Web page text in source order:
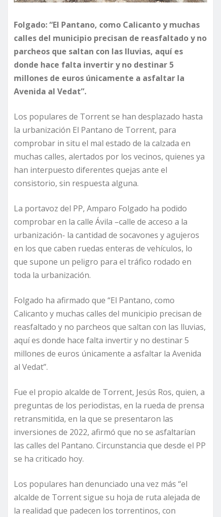
Folgado: “El Pantano, como Calicanto y muchas
calles del municipio precisan de reasfaltado y no
parcheos que saltan con las lluvias, aquí es
donde hace falta invertir y no destinar 5
millones de euros únicamente a asfaltar la
Avenida al Vedat”.
Los populares de Torrent se han desplazado hasta
la urbanización El Pantano de Torrent, para
comprobar in situ el mal estado de la calzada en
muchas calles, alertados por los vecinos, quienes ya
han interpuesto diferentes quejas ante el
consistorio, sin respuesta alguna.
La portavoz del PP, Amparo Folgado ha podido
comprobar en la calle Ávila –calle de acceso a la
urbanización- la cantidad de socavones y agujeros
en los que caben ruedas enteras de vehículos, lo
que supone un peligro para el tráfico rodado en
toda la urbanización.
Folgado ha afirmado que “El Pantano, como
Calicanto y muchas calles del municipio precisan de
reasfaltado y no parcheos que saltan con las lluvias,
aquí es donde hace falta invertir y no destinar 5
millones de euros únicamente a asfaltar la Avenida
al Vedat”.
Fue el propio alcalde de Torrent, Jesús Ros, quien, a
preguntas de los periodistas, en la rueda de prensa
retransmitida, en la que se presentaron las
inversiones de 2022, afirmó que no se asfaltarían
las calles del Pantano. Circunstancia que desde el PP
se ha criticado hoy.
Los populares han denunciado una vez más “el
alcalde de Torrent sigue su hoja de ruta alejada de
la realidad que padecen los torrentinos, con